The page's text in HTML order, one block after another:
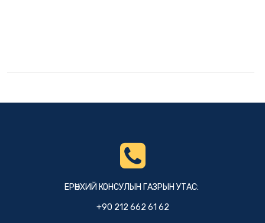
ЕРӨНХИЙ КОНСУЛЫН ГАЗРЫН УТАС:
+90 212 662 61 62